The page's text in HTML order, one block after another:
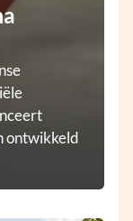
ontwikkeld